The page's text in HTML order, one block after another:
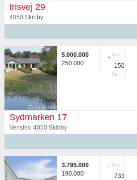
Irisvej 29
4050 Skibby
5.000.000
250.000
- Nuvær.
150
Samlet
Sydmarken 17
Venslev, 4050 Skibby
3.795.000
190.000
- Nuvær.
733